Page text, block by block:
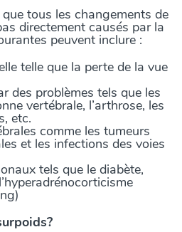
tous les changements de
directement causés par la
peuvent inclure :
telle que la perte de la vue
des problèmes tels que les
vertébrale, l’arthrose, les
etc.
comme les tumeurs
et les infections des voies
tels que le diabète,